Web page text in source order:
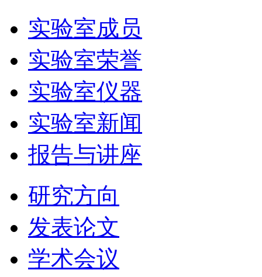
实验室成员
实验室荣誉
实验室仪器
实验室新闻
报告与讲座
研究方向
发表论文
学术会议